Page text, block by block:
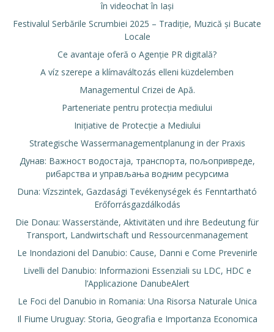
în videochat în Iași
Festivalul Serbările Scrumbiei 2025 – Tradiție, Muzică și Bucate
Locale
Ce avantaje oferă o Agenție PR digitală?
A víz szerepe a klímaváltozás elleni küzdelemben
Managementul Crizei de Apă.
Parteneriate pentru protecția mediului
Inițiative de Protecție a Mediului
Strategische Wassermanagementplanung in der Praxis
Дунав: Важност водостаја, транспорта, пољопривреде,
рибарства и управљања водним ресурсима
Duna: Vízszintek, Gazdasági Tevékenységek és Fenntartható
Erőforrásgazdálkodás
Die Donau: Wasserstände, Aktivitäten und ihre Bedeutung für
Transport, Landwirtschaft und Ressourcenmanagement
Le Inondazioni del Danubio: Cause, Danni e Come Prevenirle
Livelli del Danubio: Informazioni Essenziali su LDC, HDC e
l’Applicazione DanubeAlert
Le Foci del Danubio in Romania: Una Risorsa Naturale Unica
Il Fiume Uruguay: Storia, Geografia e Importanza Economica